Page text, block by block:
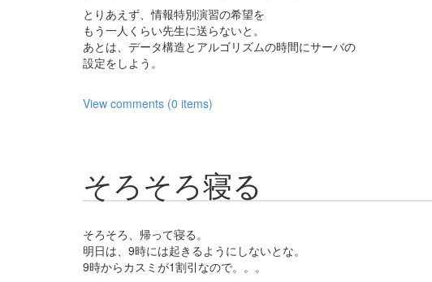
とりあえず、情報特別演習の希望を
もう一人くらい先生に送らないと。
あとは、データ構造とアルゴリズムの時間にサーバの
設定をしよう。
View comments (0 items)
そろそろ寝る
そろそろ、帰って寝る。
明日は、9時には起きるようにしないとな。
9時からカスミが1割引なので。。。